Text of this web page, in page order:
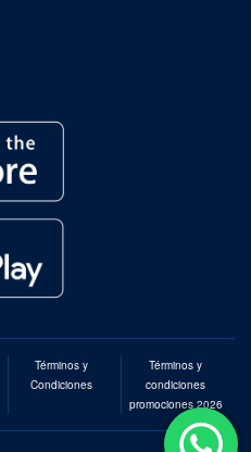
Términos y
Condiciones
Términos y
condiciones
promociones 2026